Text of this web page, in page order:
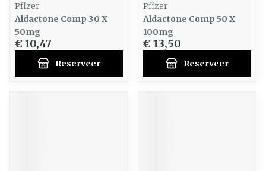
Pfizer
Aldactone Comp 30 X
50mg
€ 10,47
Reserveer
Pfizer
Aldactone Comp 50 X
100mg
€ 13,50
Reserveer